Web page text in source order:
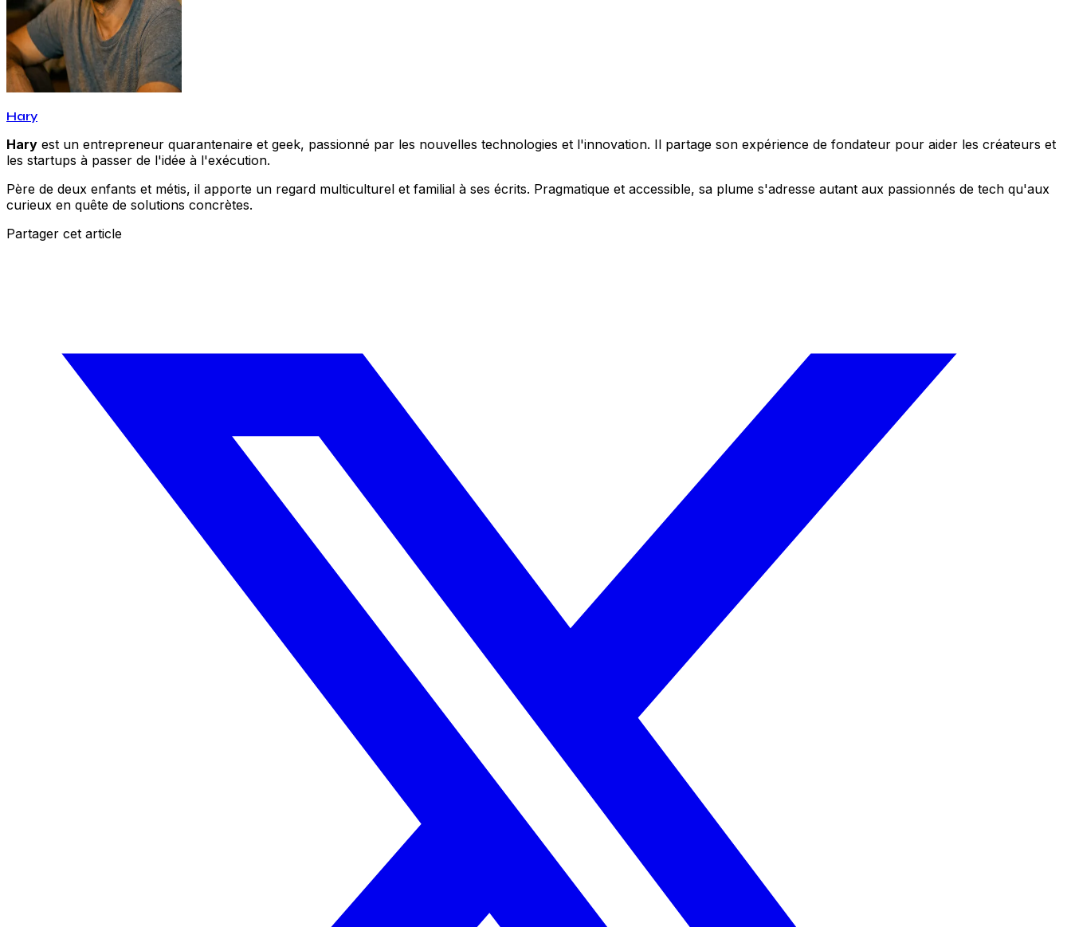
Hary
Hary est un entrepreneur quarantenaire et geek, passionné par les nouvelles technologies et l'innovation. Il partage son expérience de fondateur pour aider les créateurs et
les startups à passer de l'idée à l'exécution.
Père de deux enfants et métis, il apporte un regard multiculturel et familial à ses écrits. Pragmatique et accessible, sa plume s'adresse autant aux passionnés de tech qu'aux
curieux en quête de solutions concrètes.
Partager cet article